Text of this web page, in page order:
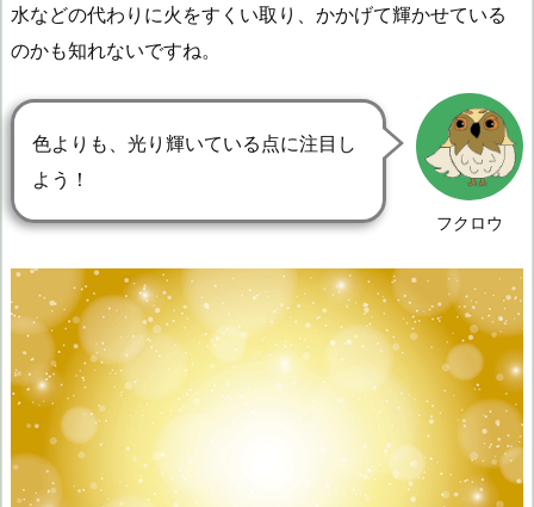
水などの代わりに火をすくい取り、かかげて輝かせている
のかも知れないですね。
フクロウ
色よりも、光り輝いている点に注目し
よう！